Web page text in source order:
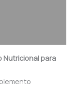
Nutricional para